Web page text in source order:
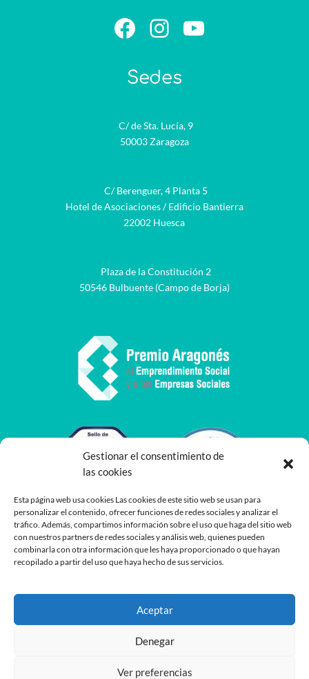
Gestionar el consentimiento de
las cookies
Esta página web usa cookies Las cookies de este sitio web se usan para
personalizar el contenido, ofrecer funciones de redes sociales y analizar el
tráfico. Además, compartimos información sobre el uso que haga del sitio web
con nuestros partners de redes sociales y análisis web, quienes pueden
combinarla con otra información que les haya proporcionado o que hayan
recopilado a partir del uso que haya hecho de sus servicios.
Aceptar
Denegar
Ver preferencias
Facebook
Instagram
YouTube
Sedes
C/ de Sta. Lucía, 9
50003 Zaragoza
C/ Berenguer, 4 Planta 5
Hotel de Asociaciones / Edificio Bantierra
22002 Huesca
Plaza de la Constitución 2
50546 Bulbuente (Campo de Borja)